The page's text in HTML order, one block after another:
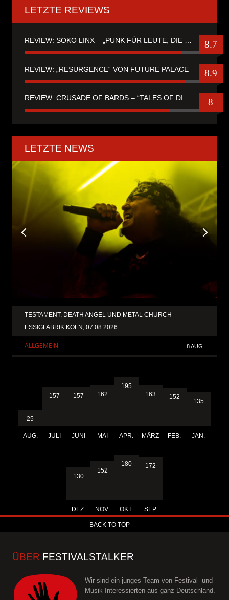
LETZTE REVIEWS
8.7
REVIEW: „RESURGENCE“ VON FUTURE PALACE 8.9
8
LETZTE NEWS
TESTAMENT, DEATH ANGEL UND METAL CHURCH –
ESSIGFABRIK KÖLN, 07.08.2026
ALLGEMEIN 8 AUG.
25
AUG.
157
JULI
157
JUNI
162
MAI
195
APR.
163
MÄRZ
152
FEB.
135
JAN.
130
DEZ.
152
NOV.
180
OKT.
172
SEP.
BACK TO TOP
ÜBER FESTIVALSTALKER
Wir sind ein junges Team von Festival- und
Musik Interessierten aus ganz Deutschland.